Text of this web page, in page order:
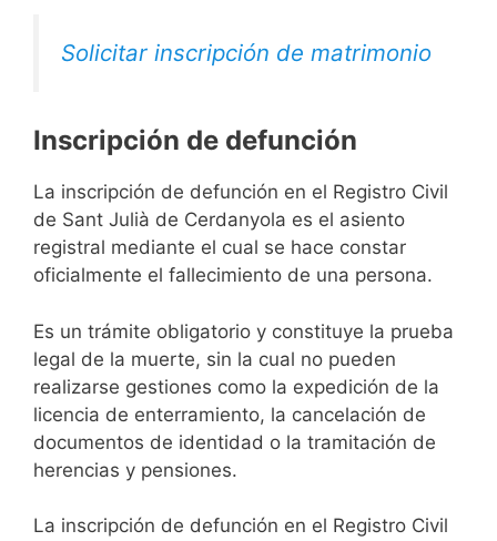
Solicitar inscripción de matrimonio
Inscripción de defunción
La inscripción de defunción en el Registro Civil
de Sant Julià de Cerdanyola es el asiento
registral mediante el cual se hace constar
oficialmente el fallecimiento de una persona.
Es un trámite obligatorio y constituye la prueba
legal de la muerte, sin la cual no pueden
realizarse gestiones como la expedición de la
licencia de enterramiento, la cancelación de
documentos de identidad o la tramitación de
herencias y pensiones.
La inscripción de defunción en el Registro Civil